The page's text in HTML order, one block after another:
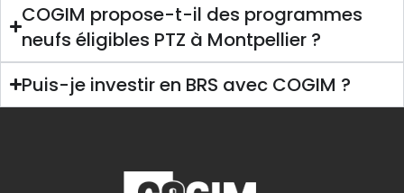
COGIM propose-t-il des programmes
neufs éligibles PTZ à Montpellier ?
Puis-je investir en BRS avec COGIM ?